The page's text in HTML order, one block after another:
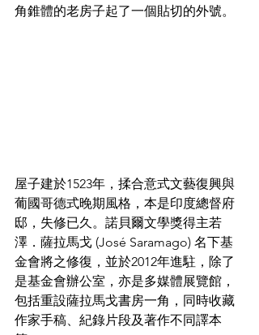
角錐體的老房子起了一個貼切的外號。
屋子建於1523年，揉合意式文藝復興與
葡國哥德式晚期風格，本是印度總督府
邸，失修已久。諾貝爾文學獎得主若
澤．薩拉馬戈 (José Saramago) 名下基
金會將之修復，並於2012年進駐，除了
是基金會辦公室，亦是多媒體展覽館，
包括重設薩拉馬戈書房一角，同時收藏
作家手稿、紀錄片段及著作不同譯本